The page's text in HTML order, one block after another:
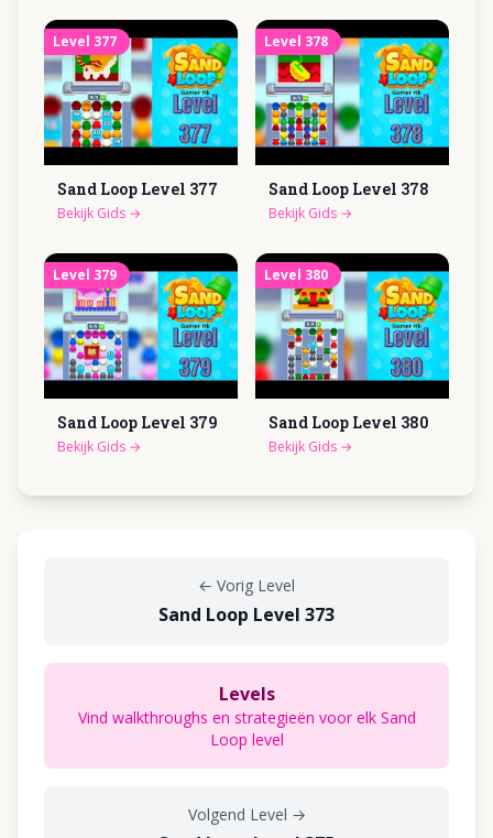
Level 377
Sand Loop Level 377
Bekijk Gids →
Level 378
Sand Loop Level 378
Bekijk Gids →
Level 379
Sand Loop Level 379
Bekijk Gids →
Level 380
Sand Loop Level 380
Bekijk Gids →
← Vorig Level
Sand Loop Level 373
Levels
Vind walkthroughs en strategieën voor elk Sand
Loop level
Volgend Level →